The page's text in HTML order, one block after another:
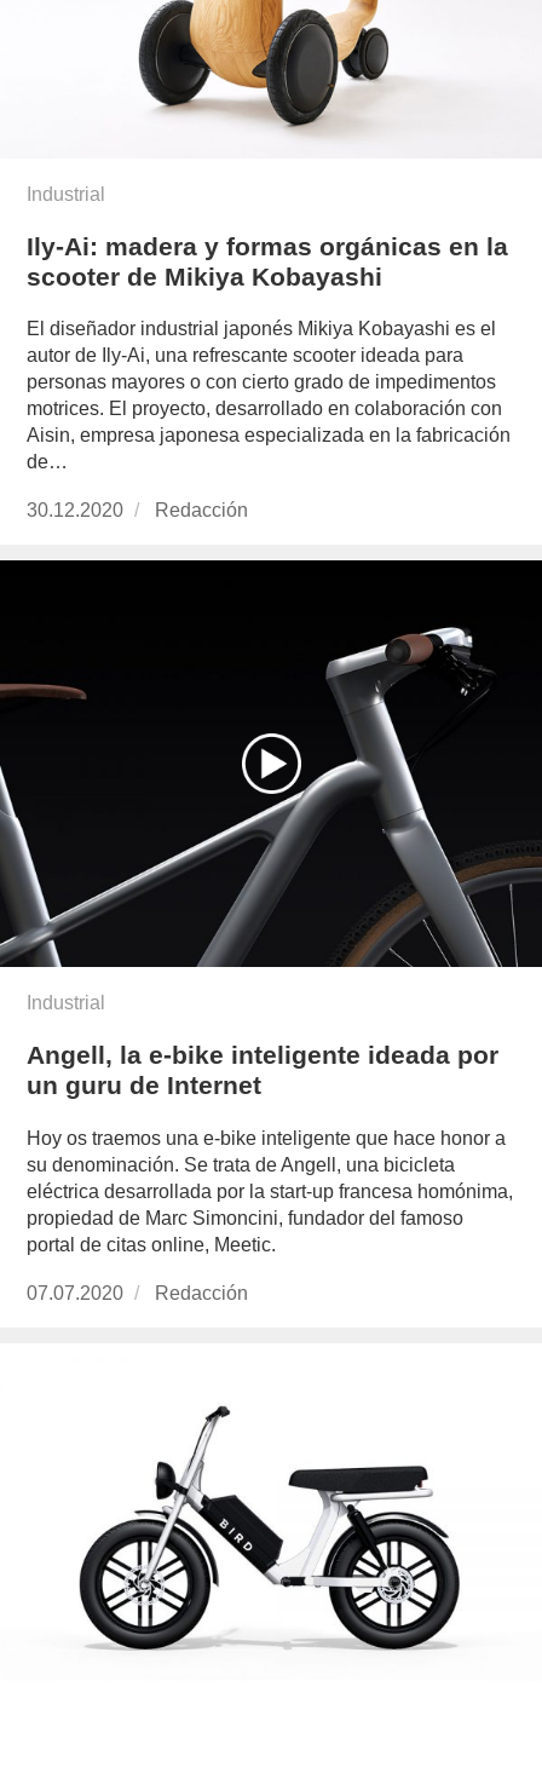
Industrial
Ily-Ai: madera y formas orgánicas en la
scooter de Mikiya Kobayashi
El diseñador industrial japonés Mikiya Kobayashi es el
autor de Ily-Ai, una refrescante scooter ideada para
personas mayores o con cierto grado de impedimentos
motrices. El proyecto, desarrollado en colaboración con
Aisin, empresa japonesa especializada en la fabricación
de…
Publicado
30.12.2020 https://www.experimenta.es/author/redaccion/
Redacción
Industrial
Angell, la e-bike inteligente ideada por
un guru de Internet
Hoy os traemos una e-bike inteligente que hace honor a
su denominación. Se trata de Angell, una bicicleta
eléctrica desarrollada por la start-up francesa homónima,
propiedad de Marc Simoncini, fundador del famoso
portal de citas online, Meetic.
Publicado
07.07.2020 https://www.experimenta.es/author/redaccion/
Redacción